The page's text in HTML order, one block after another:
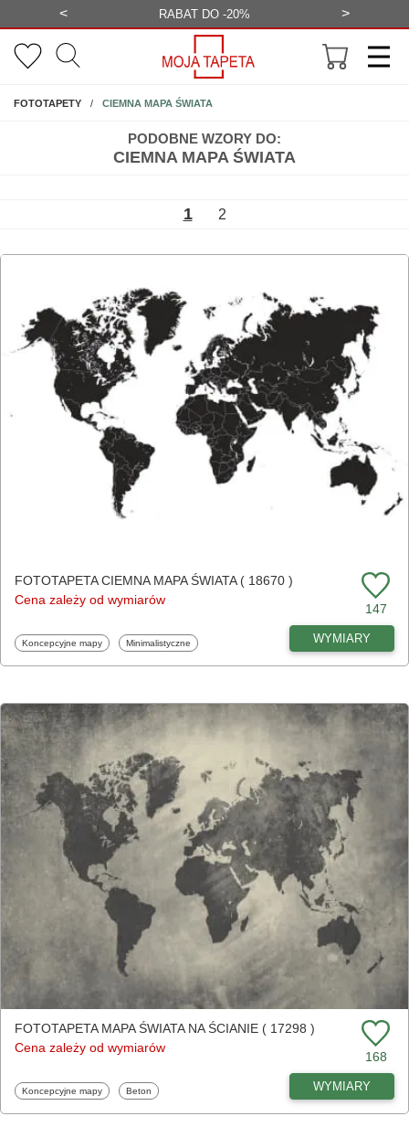
< BEZPŁATNA WIZUALIZACJA >
PODOBNE WZORY DO:
CIEMNA MAPA ŚWIATA
FOTOTAPETYNA ŚCIANĘ
CIEMNA MAPA ŚWIATA
1 2
FOTOTAPETA CIEMNA MAPA ŚWIATA ( 18670 )
Cena zależy od wymiarów
147
Fototapety
Koncepcyjne mapy Fototapety
Minimalistyczne WYMIARY
FOTOTAPETA MAPA ŚWIATA NA ŚCIANIE ( 17298 )
Cena zależy od wymiarów
168
Fototapety
Koncepcyjne mapy Fototapety
Beton WYMIARY